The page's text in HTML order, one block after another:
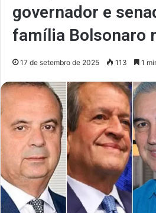
governador e
família Bolsonaro
17 de setembro de 2025 113 1